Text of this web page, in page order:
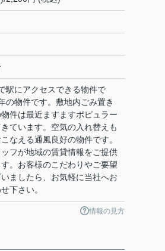
駅にアクセスできる物件で
の物件です。敷地内ごみ置き
件は最近ますますポピュラー
ています。空気の入れ替えも
なえる通風良好の物件です。
フが地域の賃貸情報をご提供
。お客様のこだわりやご要望
ましたら、お気軽に当社へお
下さい。
情報の見方